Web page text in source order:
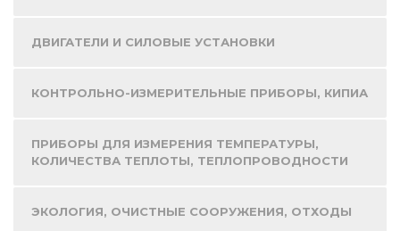
ДВИГАТЕЛИ И СИЛОВЫЕ УСТАНОВКИ
КОНТРОЛЬНО-ИЗМЕРИТЕЛЬНЫЕ ПРИБОРЫ, КИПИА
ПРИБОРЫ ДЛЯ ИЗМЕРЕНИЯ ТЕМПЕРАТУРЫ,
КОЛИЧЕСТВА ТЕПЛОТЫ, ТЕПЛОПРОВОДНОСТИ
ЭКОЛОГИЯ, ОЧИСТНЫЕ СООРУЖЕНИЯ, ОТХОДЫ